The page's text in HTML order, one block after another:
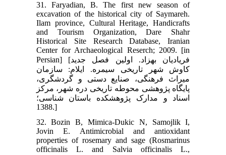
31. Faryadian, B. The first new season of
excavation of the historical city of Saymareh.
Ilam province, Cultural Heritage, Handicrafts
and Tourism Organization, Dare Shahr
Historical Site Research Database, Iranian
Center for Archaeological Reserch; 2009. [in
Persian] [فریادیان بهزاد. اولین فصل جدید
کاوش شهر تاریخی سیمره. ایلام: سازمان
میراث فرهنگی، صنایع دستی و گردشگری،
پایگاه پژوهشی محوطه تاریخی دره شهر، مرکز
اسناد و مدارک پژوهشکده باستان شناسی؛
1388.]
32. Bozin B, Mimica-Dukic N, Samojlik I,
Jovin E. Antimicrobial and antioxidant
properties of rosemary and sage (Rosmarinus
officinalis L. and Salvia officinalis L.,